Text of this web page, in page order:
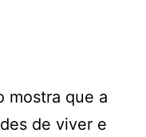
mostra que a
de viver e